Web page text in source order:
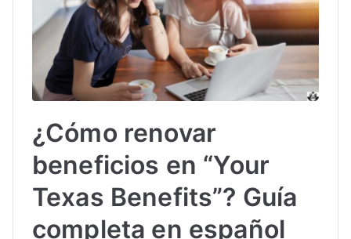
IN
TE
G
¿Cómo renovar
beneficios en “Your
Texas Benefits”? Guía
completa en español